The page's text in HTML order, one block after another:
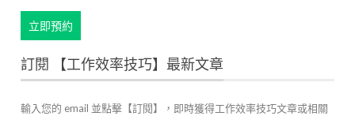
立即預約
訂閱 【工作效率技巧】最新文章
輸入您的 email 並點擊【訂閱】，即時獲得工作效率技巧文章或相關